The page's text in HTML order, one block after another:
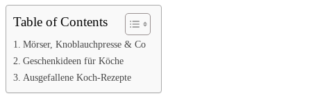
Table of Contents
Mörser, Knoblauchpresse & Co
Geschenkideen für Köche
Ausgefallene Koch-Rezepte